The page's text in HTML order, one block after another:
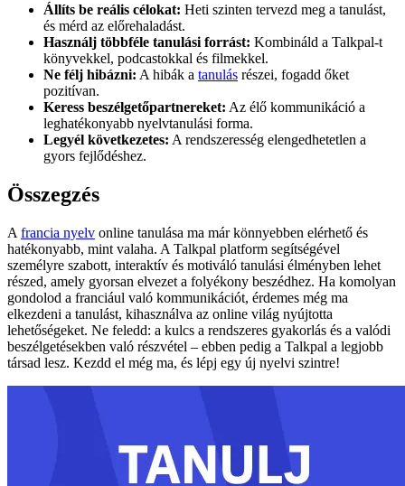
Állíts be reális célokat: Heti szinten tervezd meg a tanulást,
és mérd az előrehaladást.
Használj többféle tanulási forrást: Kombináld a Talkpal-t
könyvekkel, podcastokkal és filmekkel.
Ne félj hibázni: A hibák a tanulás részei, fogadd őket
pozitívan.
Keress beszélgetőpartnereket: Az élő kommunikáció a
leghatékonyabb nyelvtanulási forma.
Legyél következetes: A rendszeresség elengedhetetlen a
gyors fejlődéshez.
Összegzés
A francia nyelv online tanulása ma már könnyebben elérhető és
hatékonyabb, mint valaha. A Talkpal platform segítségével
személyre szabott, interaktív és motiváló tanulási élményben lehet
részed, amely gyorsan elvezet a folyékony beszédhez. Ha komolyan
gondolod a franciául való kommunikációt, érdemes még ma
elkezdeni a tanulást, kihasználva az online világ nyújtotta
lehetőségeket. Ne feledd: a kulcs a rendszeres gyakorlás és a valódi
beszélgetésekben való részvétel – ebben pedig a Talkpal a legjobb
társad lesz. Kezdd el még ma, és lépj egy új nyelvi szintre!